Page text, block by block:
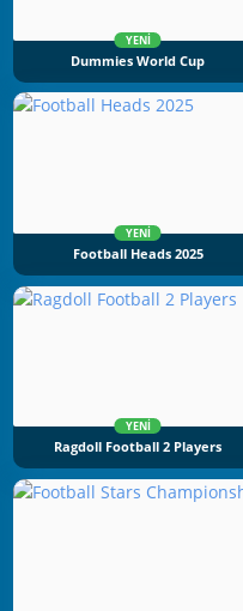
YENI
Dummies World Cup
YENI
Football Heads 2025
YENI
Ragdoll Football 2 Players